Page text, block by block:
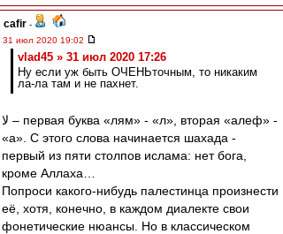
cafir -
31 июл 2020 19:02
vlad45 » 31 июл 2020 17:26
Ну если уж быть ОЧЕНЬточным, то никаким
ла-ла там и не пахнет.
لا – первая буква «лям» - «л», вторая «алеф» -
«а». С этого слова начинается шахада -
первый из пяти столпов ислама: нет бога,
кроме Аллаха…
Попроси какого-нибудь палестинца произнести
её, хотя, конечно, в каждом диалекте свои
фонетические нюансы. Но в классическом